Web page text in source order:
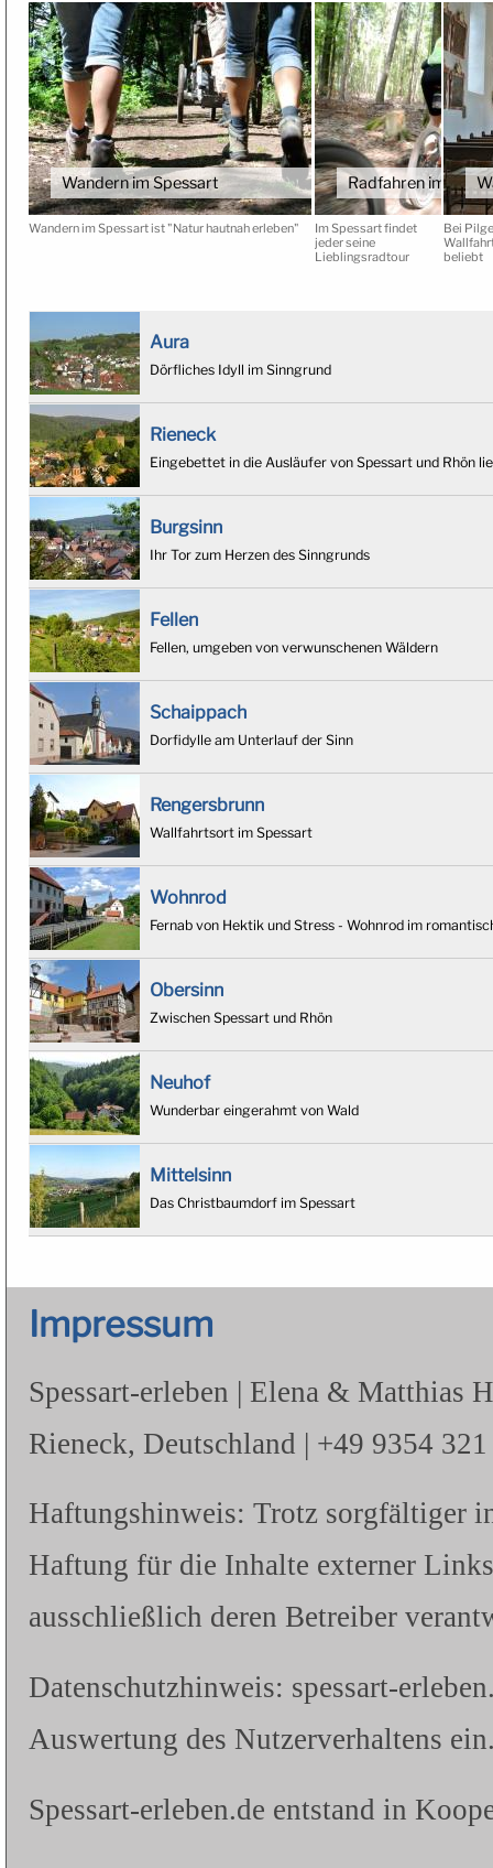
Wandern im Spessart
Wandern im Spessart ist "Natur hautnah erleben"
Radfahren im
Im Spessart findet
jeder seine
Lieblingsradtour
Bei
beliebt
Aura
Dörfliches Idyll im Sinngrund
Rieneck
Eingebettet in die Ausläufer von Spessart und Rhön
Burgsinn
Ihr Tor zum Herzen des Sinngrunds
Fellen
Fellen, umgeben von verwunschenen Wäldern
Schaippach
Dorfidylle am Unterlauf der Sinn
Rengersbrunn
Wallfahrtsort im Spessart
Wohnrod
Fernab von Hektik und Stress - Wohnrod im
Obersinn
Zwischen Spessart und Rhön
Neuhof
Wunderbar eingerahmt von Wald
Mittelsinn
Das Christbaumdorf im Spessart
Impressum
Spessart-erleben | Elena & Matthias
Rieneck, Deutschland | +49 9354
Haftungshinweis: Trotz sorgfältiger
Haftung für die Inhalte externer
ausschließlich deren Betreiber
Datenschutzhinweis: spessart-
Auswertung des Nutzerverhaltens
Spessart-erleben.de entstand in